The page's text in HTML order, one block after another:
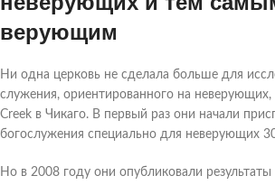
верующим
Ни одна церковь не сделала больше для
служения, ориентированного на
Creek в Чикаго. В первый раз они начали
богослужения специально для неверующих
Но в 2008 году они опубликовали результаты